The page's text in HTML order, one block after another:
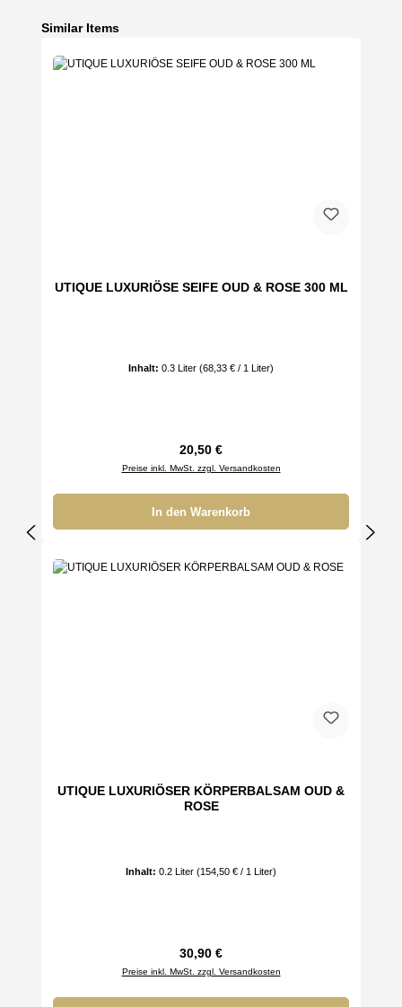
Produktgalerie überspringen
Similar Items
UTIQUE LUXURIÖSE SEIFE OUD & ROSE 300 ML
Inhalt: 0.3 Liter (68,33 € / 1 Liter)
Regulärer Preis:
20,50 €
Preise inkl. MwSt. zzgl. Versandkosten
In den Warenkorb
UTIQUE LUXURIÖSER KÖRPERBALSAM OUD &
ROSE
Inhalt: 0.2 Liter (154,50 € / 1 Liter)
Regulärer Preis:
30,90 €
Preise inkl. MwSt. zzgl. Versandkosten